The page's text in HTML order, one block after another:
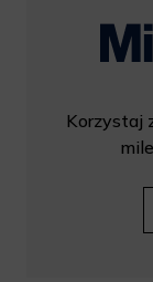
Korzystaj